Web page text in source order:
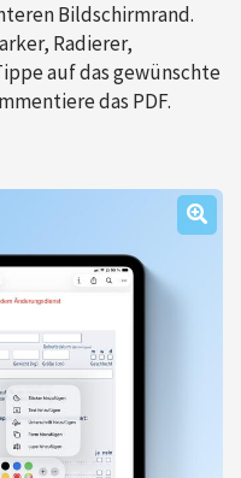
Bildschirmrand.
Radierer,
auf das gewünschte
das PDF.